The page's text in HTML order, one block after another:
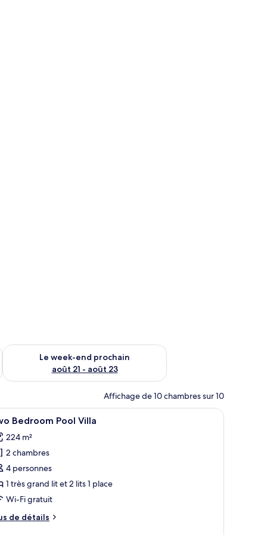
août 14 - août 16
Le week-end prochain
août 21 - août 23
Vérifier la disponibilité pour le week-end prochain août 21 -
Affichage de 10 chambres sur 10
grand lit, un téléviseur à écran plat fixé au mur et une vue sur l’océan par
:
Une piscine avec un mur blanc et un motif
32 Bedroom Pool Villa
224 m²
2 chambres
4 personnes
1 très grand lit et 2 lits 1 place
Wi-Fi gratuit
de détails